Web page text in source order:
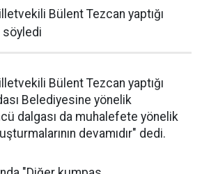
Bülent Tezcan yaptığı
söyledi
Bülent Tezcan yaptığı
Belediyesine yönelik
dalgası da muhalefete yönelik
devamıdır" dedi.